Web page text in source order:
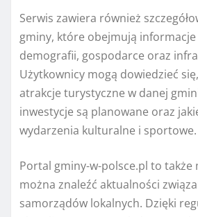
Serwis zawiera również
gminy, które obejmują
demografii, gospodarce oraz
Użytkownicy mogą dowiedzieć
atrakcje turystyczne w danej
inwestycje są planowane oraz
wydarzenia kulturalne i sportowe.
Portal gminy-w-polsce.pl to także
można znaleźć aktualności
samorządów lokalnych. Dzięki